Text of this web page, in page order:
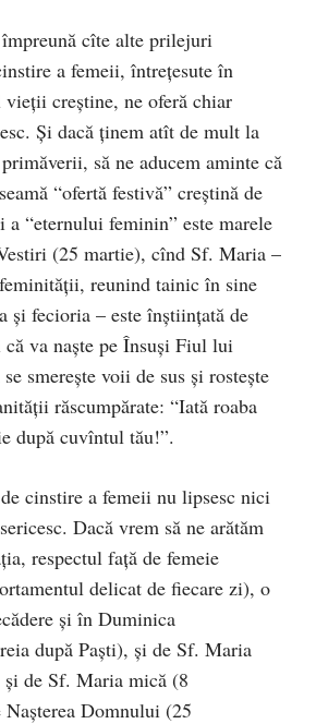
cîte alte prilejuri
a femeii, întreţesute în
creştine, ne oferă chiar
Şi dacă ţinem atît de mult la
să ne aducem aminte că
“ofertă festivă” creştină de
“eternului feminin” este marele
(25 martie), cînd Sf. Maria –
reunind tainic în sine
şi fecioria – este înştiinţată de
va naşte pe Însuşi Fiul lui
smereşte voii de sus şi rosteşte
răscumpărate: “Iată roaba
după cuvîntul tău!”.
cinstire a femeii nu lipsesc nici
Dacă vrem să ne arătăm
respectul faţă de femeie
delicat de fiecare zi), o
şi în Duminica
după Paşti), şi de Sf. Maria
şi de Sf. Maria mică (8
Naşterea Domnului (25